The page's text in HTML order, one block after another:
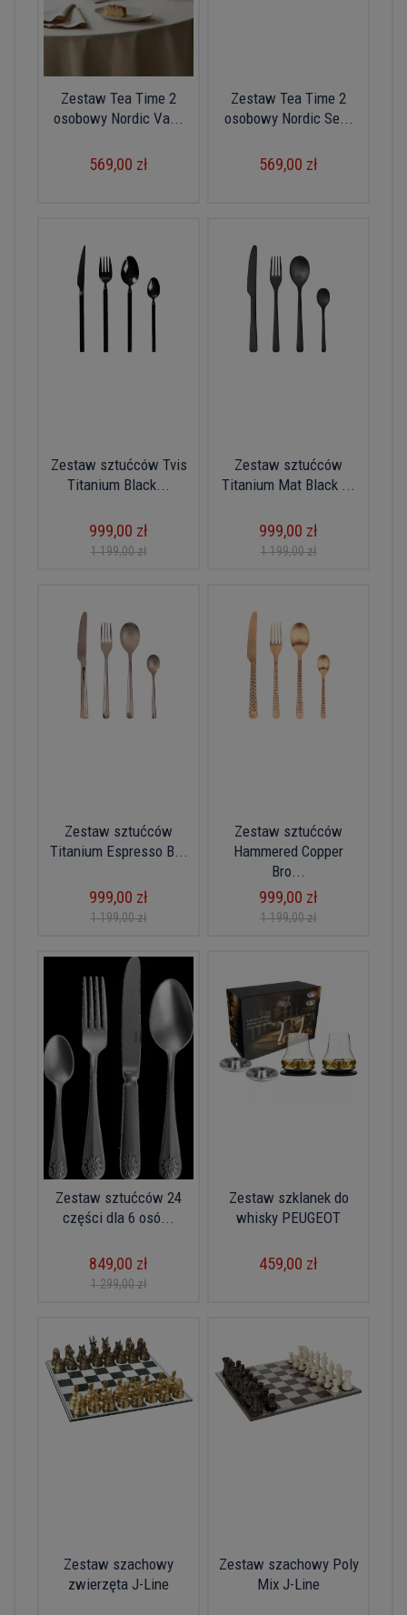
Zestaw Tea Time 2
osobowy Nordic Va...
569,00 zł
Zestaw Tea Time 2
osobowy Nordic Se...
569,00 zł
Zestaw sztućców Tvis
Titanium Black...
999,00 zł
1 199,00 zł
Zestaw sztućców
Titanium Mat Black ...
999,00 zł
1 199,00 zł
Zestaw sztućców
Titanium Espresso B...
999,00 zł
1 199,00 zł
Zestaw sztućców
Hammered Copper
Bro...
999,00 zł
1 199,00 zł
Zestaw sztućców 24
części dla 6 osó...
849,00 zł
1 299,00 zł
Zestaw szklanek do
whisky PEUGEOT
459,00 zł
Zestaw szachowy
zwierzęta J-Line
Zestaw szachowy Poly
Mix J-Line